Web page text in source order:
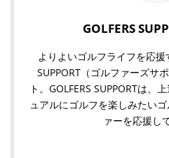
GOLFERS
よりよいゴルフライフを応援
SUPPORT（ゴルファーズサ
ト。GOLFERS SUPPORTは、
ュアルにゴルフを楽しみたい
ァーを応援し